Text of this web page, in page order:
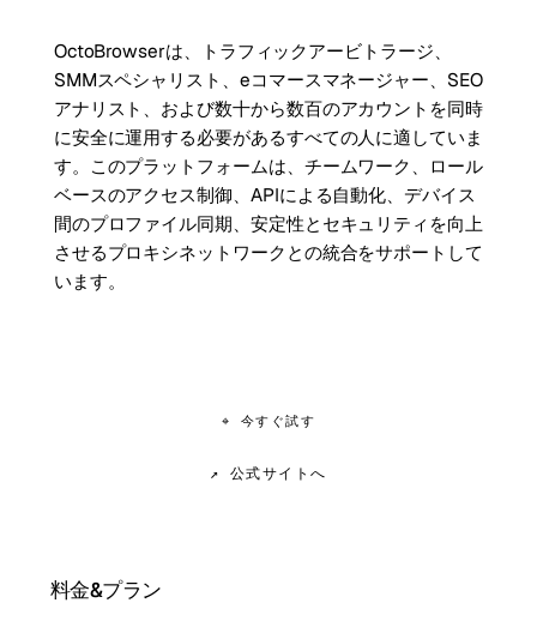
OctoBrowserは、トラフィックアービトラージ、
SMMスペシャリスト、eコマースマネージャー、SEO
アナリスト、および数十から数百のアカウントを同時
に安全に運用する必要があるすべての人に適していま
す。このプラットフォームは、チームワーク、ロール
ベースのアクセス制御、APIによる自動化、デバイス
間のプロファイル同期、安定性とセキュリティを向上
させるプロキシネットワークとの統合をサポートして
います。
⌖ 今すぐ試す
↗ 公式サイトへ
料金&プラン